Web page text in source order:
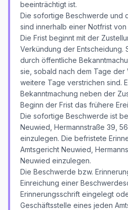
beeinträchtigt ist.
Die sofortige Beschwerde und
sind innerhalb einer Notfrist
Die Frist beginnt mit der
Verkündung der Entscheidung.
durch öffentliche
sie, sobald nach dem Tage der
weitere Tage verstrichen sind.
Bekanntmachung neben der
Beginn der Frist das frühere
Die sofortige Beschwerde ist
Neuwied, Hermannstraße 39,
einzulegen. Die befristete
Amtsgericht Neuwied,
Neuwied einzulegen.
Die Beschwerde bzw.
Einreichung einer
Erinnerungsschrift eingelegt
Geschäftsstelle eines jeden